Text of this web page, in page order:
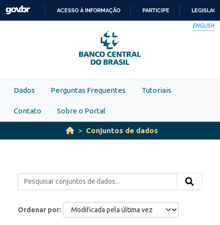
Skip to main content
PARA
O
CONTEÚDO
ACESSO À INFORMAÇÃO PARTICIPE
ENGLISH
Dados Perguntas Frequentes Tutoriais
Contato Sobre o Portal
Conjuntos de dados
Ordenar por